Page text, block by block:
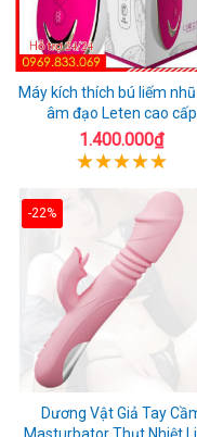
Máy kích thích bú liếm
âm đạo Leten cao cấp
1.400.000₫
-22%
Dương Vật Giả Tay
Masturbator Thụt Nhiệt